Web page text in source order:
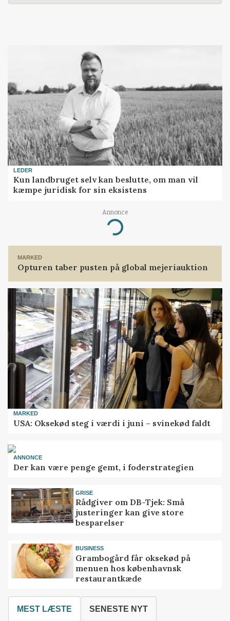
LEDER
Kun landbruget selv kan beslutte, om man vil
kæmpe juridisk for sin eksistens
Annonce
Loading...
MARKED
Opturen taber pusten på global mejeriauktion
MARKED
USA: Oksekød steg i værdi i juni – svinekød faldt
ANNONCE
Der kan være penge gemt, i foderstrategien
GRISE
Rådgiver om DB-Tjek: Små
justeringer kan give store
besparelser
BUSINESS
Grambogård får oksekød på
menuen hos københavnsk
restaurantkæde
MEST LÆSTE SENESTE NYT